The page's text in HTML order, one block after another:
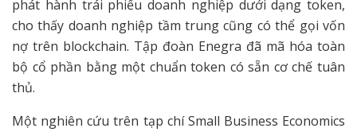
phát hành trái phiếu doanh nghiệp dưới dạng token,
cho thấy doanh nghiệp tầm trung cũng có thể gọi vốn
nợ trên blockchain. Tập đoàn Enegra đã mã hóa toàn
bộ cổ phần bằng một chuẩn token có sẵn cơ chế tuân
thủ.
Một nghiên cứu trên tạp chí Small Business Economics